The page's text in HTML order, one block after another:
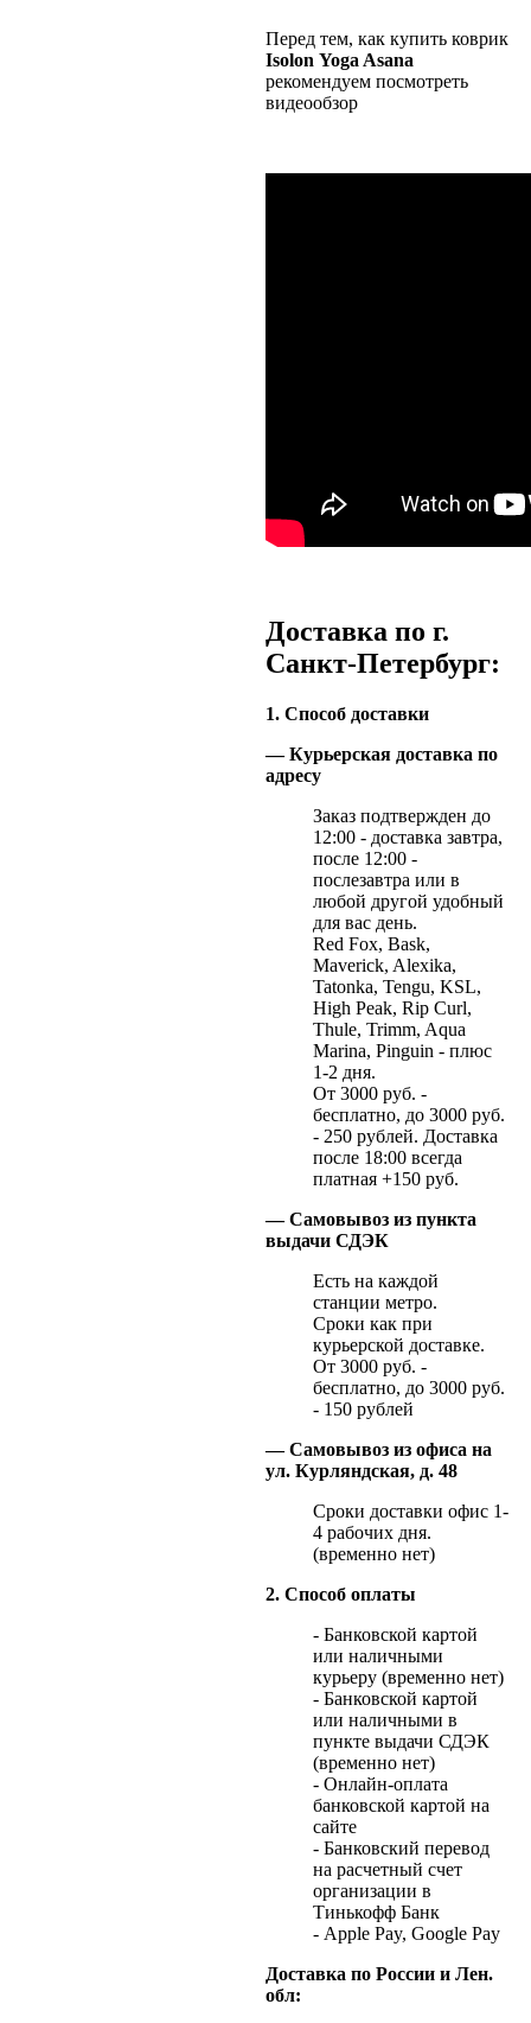
Перед тем, как купить коврик
Isolon Yoga Asana
рекомендуем посмотреть
видеообзор
Доставка по г.
Санкт-Петербург:
1. Способ доставки
— Курьерская доставка по
адресу
Заказ подтвержден до
12:00 - доставка завтра,
после 12:00 -
послезавтра или в
любой другой удобный
для вас день.
Red Fox, Bask,
Maverick, Alexika,
Tatonka, Tengu, KSL,
High Peak, Rip Curl,
Thule, Trimm, Aqua
Marina, Pinguin - плюс
1-2 дня.
От 3000 руб. -
бесплатно, до 3000 руб.
- 250 рублей. Доставка
после 18:00 всегда
платная +150 руб.
— Самовывоз из пункта
выдачи СДЭК
Есть на каждой
станции метро.
Сроки как при
курьерской доставке.
От 3000 руб. -
бесплатно, до 3000 руб.
- 150 рублей
— Самовывоз из офиса на
ул. Курляндская, д. 48
Сроки доставки офис 1-
4 рабочих дня.
(временно нет)
2. Способ оплаты
- Банковской картой
или наличными
курьеру (временно нет)
- Банковской картой
или наличными в
пункте выдачи СДЭК
(временно нет)
- Онлайн-оплата
банковской картой на
сайте
- Банковский перевод
на расчетный счет
организации в
Тинькофф Банк
- Apple Pay, Google Pay
Доставка по России и Лен.
обл: